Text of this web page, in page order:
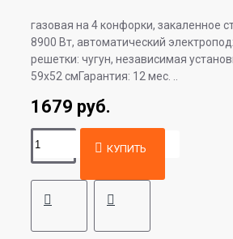
газовая на 4 конфорки, закаленное
8900 Вт, автоматический
решетки: чугун, независимая
59x52 смГарантия: 12 мес. ..
1679 руб.
КУПИТЬ